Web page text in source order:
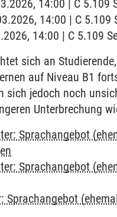
14:00 | C 5.109
14:00 | C 5.109
14:00 | C 5.109
sich an
auf Niveau B1
jedoch noch
Unterbrechung
Sprachangebot
Sprachangebot
Sprachangebot